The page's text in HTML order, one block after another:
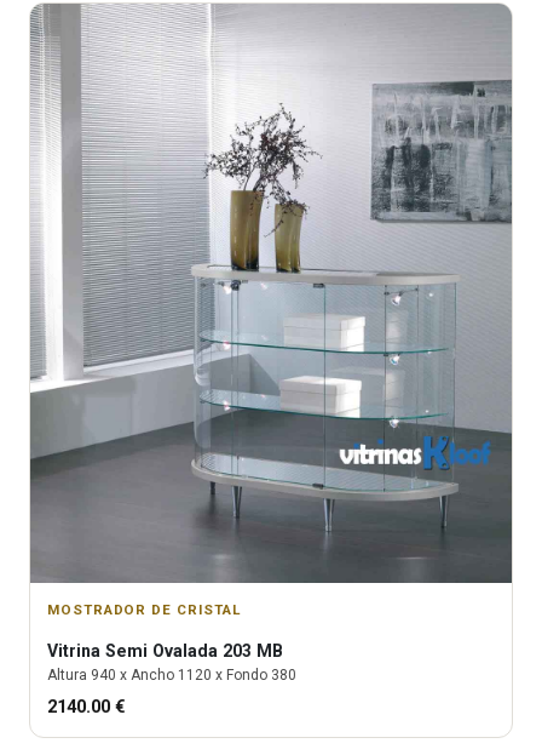
MOSTRADOR DE CRISTAL
Vitrina Semi Ovalada 203 MB
Altura 940 x Ancho 1120 x Fondo 380
2140.00 €